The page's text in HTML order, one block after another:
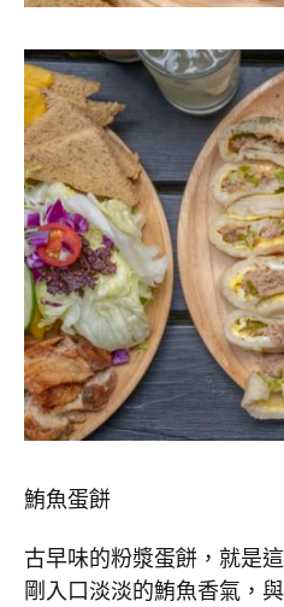
鮪魚蛋餅
古早味的粉漿蛋餅，就是
剛入口淡淡的鮪魚香氣，